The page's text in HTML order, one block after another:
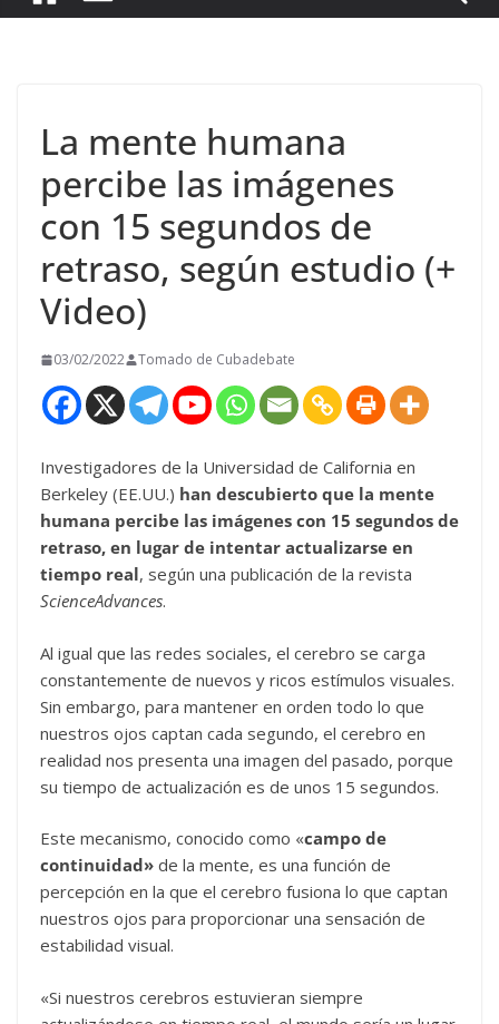
La mente humana
percibe las imágenes
con 15 segundos de
retraso, según estudio (+
Video)
03/02/2022 Tomado de Cubadebate
Investigadores de la Universidad de California en
Berkeley (EE.UU.) han descubierto que la mente
humana percibe las imágenes con 15 segundos de
retraso, en lugar de intentar actualizarse en
tiempo real, según una publicación de la revista
ScienceAdvances.
Al igual que las redes sociales, el cerebro se carga
constantemente de nuevos y ricos estímulos visuales.
Sin embargo, para mantener en orden todo lo que
nuestros ojos captan cada segundo, el cerebro en
realidad nos presenta una imagen del pasado, porque
su tiempo de actualización es de unos 15 segundos.
Este mecanismo, conocido como «campo de
continuidad» de la mente, es una función de
percepción en la que el cerebro fusiona lo que captan
nuestros ojos para proporcionar una sensación de
estabilidad visual.
«Si nuestros cerebros estuvieran siempre